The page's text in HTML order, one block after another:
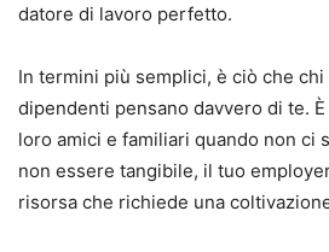
datore di lavoro perfetto.
In termini più semplici, è ciò che
dipendenti pensano davvero di te.
loro amici e familiari quando non ci
non essere tangibile, il tuo
risorsa che richiede una